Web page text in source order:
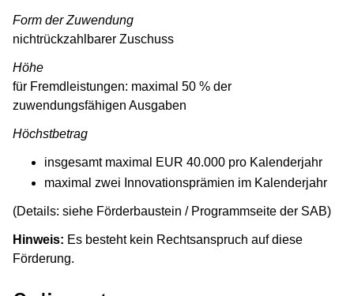
Form der Zuwendung
nichtrückzahlbarer Zuschuss
Höhe
für Fremdleistungen: maximal 50 % der
zuwendungsfähigen Ausgaben
Höchstbetrag
insgesamt maximal EUR 40.000 pro Kalenderjahr
maximal zwei Innovationsprämien im Kalenderjahr
(Details: siehe Förderbaustein / Programmseite der SAB)
Hinweis: Es besteht kein Rechtsanspruch auf diese
Förderung.